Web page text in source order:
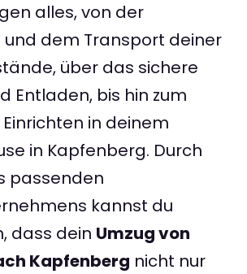
alles, von der
dem Transport deiner
über das sichere
Entladen, bis hin zum
in deinem
in Kapfenberg. Durch
passenden
kannst du
dass dein Umzug von
Kapfenberg nicht nur